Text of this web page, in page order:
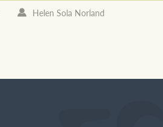
Helen Sola Norland